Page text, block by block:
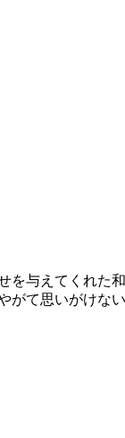
を与えてくれた
がて思いがけな